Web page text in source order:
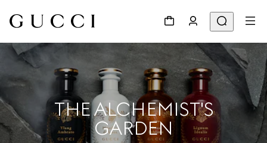
THE ALCHEMIST'S
GARDEN